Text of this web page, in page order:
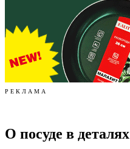
Р Е К Л А М А
О посуде в деталях